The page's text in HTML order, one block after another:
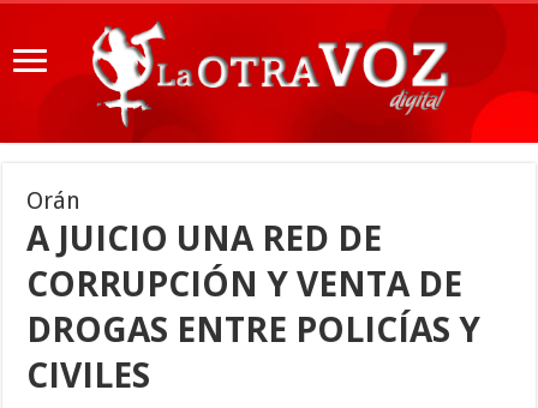
Orán
A JUICIO UNA RED DE
CORRUPCIÓN Y VENTA DE
DROGAS ENTRE POLICÍAS Y
CIVILES